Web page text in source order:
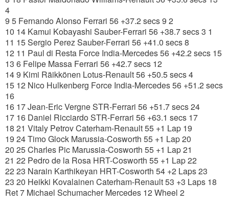
4
9 5 Fernando Alonso Ferrari 56 +37.2 secs 9 2
10 14 Kamui Kobayashi Sauber-Ferrari 56 +38.7 secs 3 1
11 15 Sergio Perez Sauber-Ferrari 56 +41.0 secs 8
12 11 Paul di Resta Force India-Mercedes 56 +42.2 secs 15
13 6 Felipe Massa Ferrari 56 +42.7 secs 12
14 9 Kimi Räikkönen Lotus-Renault 56 +50.5 secs 4
15 12 Nico Hulkenberg Force India-Mercedes 56 +51.2 secs
16
16 17 Jean-Eric Vergne STR-Ferrari 56 +51.7 secs 24
17 16 Daniel Ricciardo STR-Ferrari 56 +63.1 secs 17
18 21 Vitaly Petrov Caterham-Renault 55 +1 Lap 19
19 24 Timo Glock Marussia-Cosworth 55 +1 Lap 20
20 25 Charles Pic Marussia-Cosworth 55 +1 Lap 21
21 22 Pedro de la Rosa HRT-Cosworth 55 +1 Lap 22
22 23 Narain Karthikeyan HRT-Cosworth 54 +2 Laps 23
23 20 Heikki Kovalainen Caterham-Renault 53 +3 Laps 18
Ret 7 Michael Schumacher Mercedes 12 Wheel 2